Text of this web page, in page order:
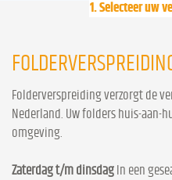
1. Selecteer uw
Folderverspreiding verzorgt de
Nederland. Uw folders huis-aan-
omgeving.
Zaterdag t/m dinsdag In een